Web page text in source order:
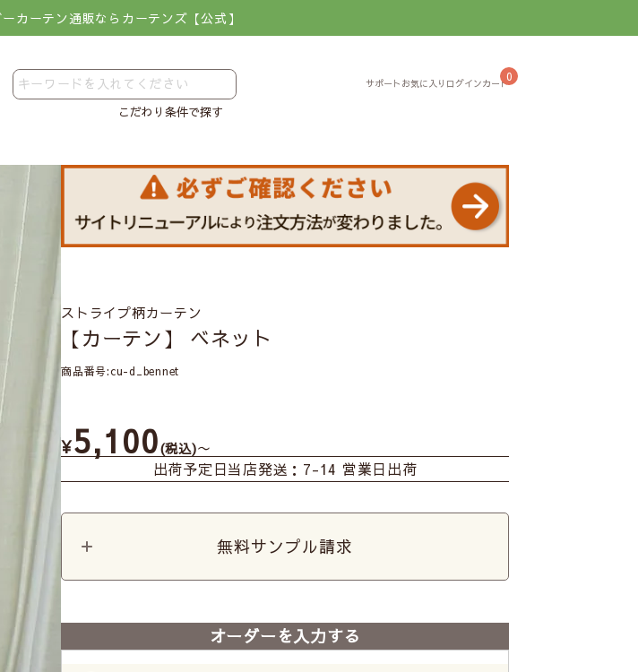
カーテン通販ならカーテンズ【公式】
こだわり条件で探す
0
ストライプ柄カーテン
【カーテン】 ベネット
商品番号 cu-d_bennet
¥5,100 税込 〜
出荷予定日当店発送：7-14 営業日出荷
無料サンプル請求
オーダーを入力する